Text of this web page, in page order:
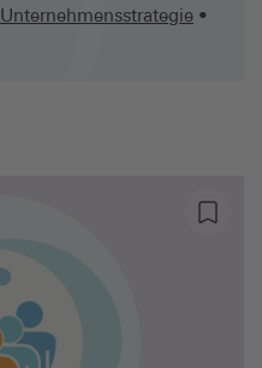
Unternehmensstrategie •